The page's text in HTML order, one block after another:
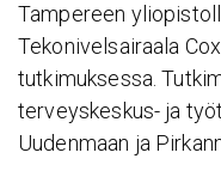
Tampereen
Tekonivelsairaala
tutkimuksessa.
terveyskeskus- ja
Uudenmaan ja